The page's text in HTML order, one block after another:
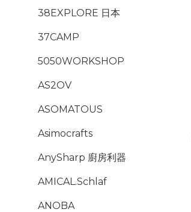
38EXPLORE 日本
37CAMP
5050WORKSHOP
AS2OV
ASOMATOUS
Asimocrafts
AnySharp 廚房利器
AMICAL.Schlaf
ANOBA